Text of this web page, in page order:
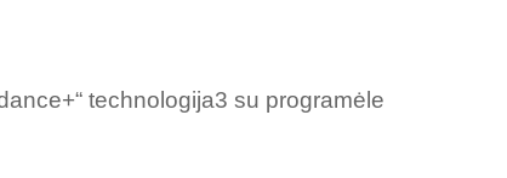
technologija3 su programėle